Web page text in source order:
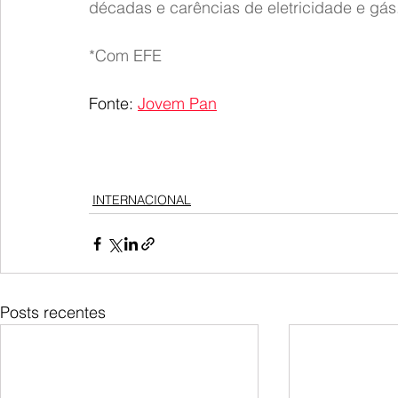
décadas e carências de eletricidade e
*Com EFE
Fonte: Jovem Pan
INTERNACIONAL
Posts recentes